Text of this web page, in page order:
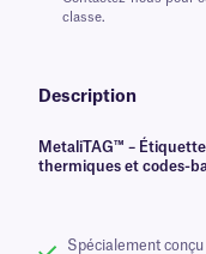
classe.
Description
MetaliTAG™ –
thermiques et codes-
Spécialement